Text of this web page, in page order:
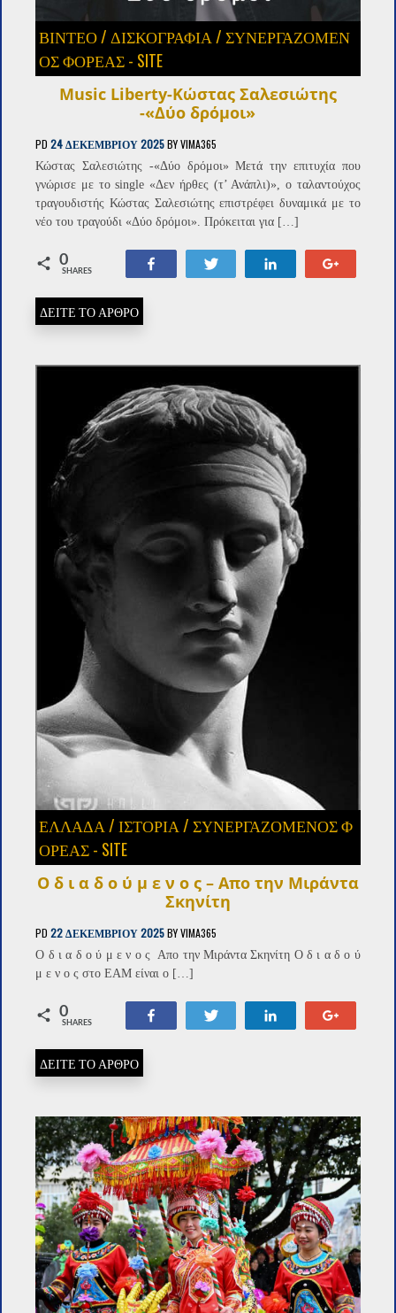
ΒΙΝΤΕΟ/ ΔΙΣΚΟΓΡΑΦΙΑ /ΣΥΝΕΡΓΑΖΌΜΕΝ
ΟΣ ΦΟΡΈΑΣ - SITE
Music Liberty-Κώστας Σαλεσιώτης
-«Δύο δρόμοι»
PD24 ΔΕΚΕΜΒΡΊΟΥ 2025BYVIMA365
Κώστας Σαλεσιώτης -«Δύο δρόμοι» Μετά την επιτυχία που
γνώρισε με το single «Δεν ήρθες (τ’ Ανάπλι)», ο ταλαντούχος
τραγουδιστής Κώστας Σαλεσιώτης επιστρέφει δυναμικά με το
νέο του τραγούδι «Δύο δρόμοι». Πρόκειται για […]
0
SHARES
ΔΕΙΤΕ ΤΟ ΑΡΘΡΟ
ΕΛΛΑΔΑ/ΙΣΤΟΡΙΑ/ΣΥΝΕΡΓΑΖΌΜΕΝΟΣ Φ
ΟΡΈΑΣ - SITE
Ο δ ι α δ ο ύ μ ε ν ο ς – Απο την Μιράντα
Σκηνίτη
PD22 ΔΕΚΕΜΒΡΊΟΥ 2025BYVIMA365
Ο δ ι α δ ο ύ μ ε ν ο ς Απο την Μιράντα Σκηνίτη Ο δ ι α δ ο ύ
μ ε ν ο ς στο ΕΑΜ είναι ο […]
0
SHARES
ΔΕΙΤΕ ΤΟ ΑΡΘΡΟ